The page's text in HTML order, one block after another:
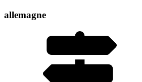
allemagne